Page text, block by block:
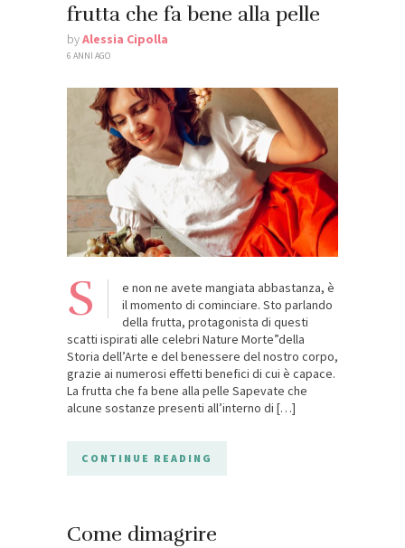
frutta che fa bene alla pelle
byAlessia Cipolla
6 ANNI AGO
S
e non ne avete mangiata abbastanza, è
il momento di cominciare. Sto parlando
della frutta, protagonista di questi
scatti ispirati alle celebri Nature Morte”della
Storia dell’Arte e del benessere del nostro corpo,
grazie ai numerosi effetti benefici di cui è capace.
La frutta che fa bene alla pelle Sapevate che
alcune sostanze presenti all’interno di […]
CONTINUE READING
Come dimagrire